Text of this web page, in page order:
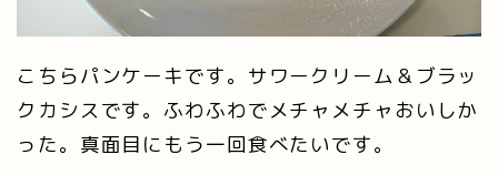
こちらパンケーキです。サワークリーム＆ブラッ
クカシスです。ふわふわでメチャメチャおいしか
った。真面目にもう一回食べたいです。